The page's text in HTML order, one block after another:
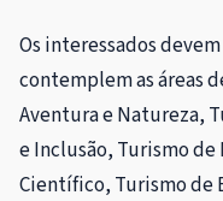
Os interessados
contemplem as áreas
Aventura e Natureza,
e Inclusão, Turismo
Científico, Turismo de